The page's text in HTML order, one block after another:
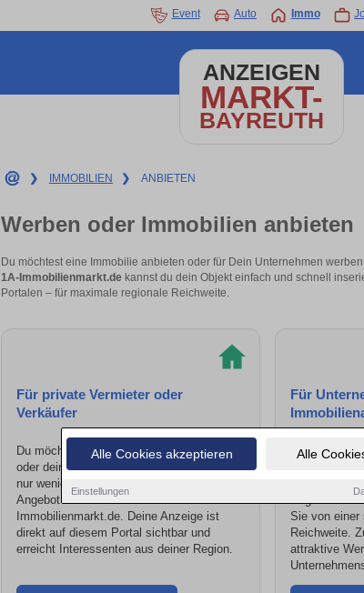
Alle Cookies akzeptieren Alle
Einstellungen
Event Auto Immo
ANZEIGEN
MARKT-
BAYREUTH
❯ IMMOBILIEN ❯ ANBIETEN
Werben oder Immobilien anbieten
Du möchtest eine Immobilie anbieten oder für Dein Unternehmen
1A-Immobilienmarkt.de kannst du dein Objekt einfach und schnell
Portalen – für maximale regionale Reichweite.
Für private Vermieter oder
Verkäufer
Du möchtest dein Haus, deine Wohnung
oder dein Grundstück privat inserieren? Mit
nur wenigen Klicks veröffentlichst du dein
Angebot kostenlos über 1A-
Immobilienmarkt.de. Deine Anzeige ist
direkt auf diesem Portal sichtbar und
erreicht Interessenten aus deiner Region.
Für
Sie sind ein
vertreten ein
Angebote auf
Sie von einer
Reichweite.
attraktive